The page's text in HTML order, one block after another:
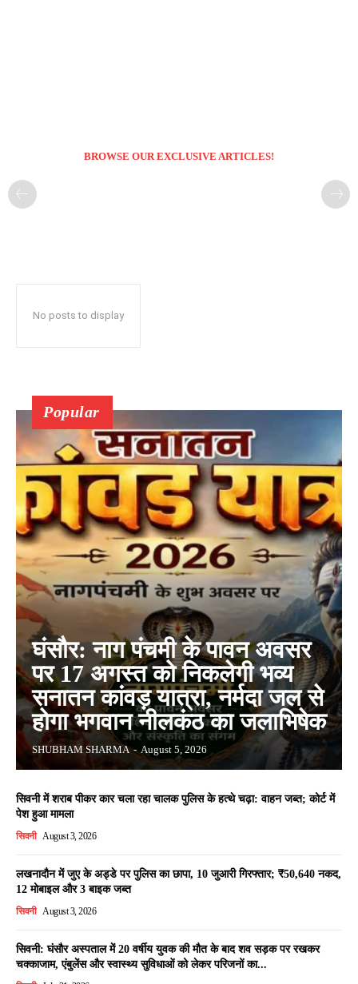
BROWSE OUR EXCLUSIVE ARTICLES!
No posts to display
Popular
घंसौर: नाग पंचमी के पावन अवसर
पर 17 अगस्त को निकलेगी भव्य
सनातन कांवड़ यात्रा, नर्मदा जल से
होगा भगवान नीलकंठ का जलाभिषेक
SHUBHAM SHARMA - August 5, 2026
सिवनी में शराब पीकर कार चला रहा चालक पुलिस के हत्थे चढ़ा: वाहन जब्त; कोर्ट में
पेश हुआ मामला
सिवनी August 3, 2026
लखनादौन में जुए के अड्डे पर पुलिस का छापा, 10 जुआरी गिरफ्तार; ₹50,640 नकद,
12 मोबाइल और 3 बाइक जब्त
सिवनी August 3, 2026
सिवनी: घंसौर अस्पताल में 20 वर्षीय युवक की मौत के बाद शव सड़क पर रखकर
चक्काजाम, एंबुलेंस और स्वास्थ्य सुविधाओं को लेकर परिजनों का...